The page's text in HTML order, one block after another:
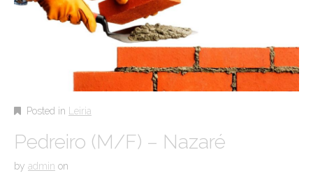
Posted in Leiria
Pedreiro (M/F) – Nazaré
by admin on